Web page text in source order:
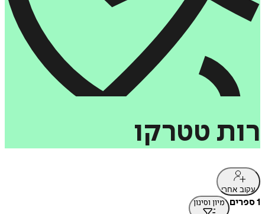
רות טטרקו
עקוב אחרי
1 ספרים מיון וסינון